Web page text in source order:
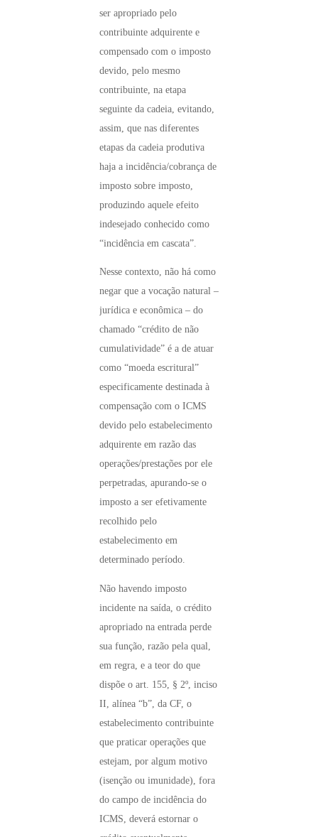
ser apropriado pelo
contribuinte adquirente e
compensado com o imposto
devido, pelo mesmo
contribuinte, na etapa
seguinte da cadeia, evitando,
assim, que nas diferentes
etapas da cadeia produtiva
haja a incidência/cobrança de
imposto sobre imposto,
produzindo aquele efeito
indesejado conhecido como
“incidência em cascata”.
Nesse contexto, não há como
negar que a vocação natural –
jurídica e econômica – do
chamado “crédito de não
cumulatividade” é a de atuar
como “moeda escritural”
especificamente destinada à
compensação com o ICMS
devido pelo estabelecimento
adquirente em razão das
operações/prestações por ele
perpetradas, apurando-se o
imposto a ser efetivamente
recolhido pelo
estabelecimento em
determinado período.
Não havendo imposto
incidente na saída, o crédito
apropriado na entrada perde
sua função, razão pela qual,
em regra, e a teor do que
dispõe o art. 155, § 2º, inciso
II, alínea “b”, da CF, o
estabelecimento contribuinte
que praticar operações que
estejam, por algum motivo
(isenção ou imunidade), fora
do campo de incidência do
ICMS, deverá estornar o